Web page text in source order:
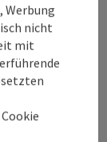
Werbung
nicht
mit